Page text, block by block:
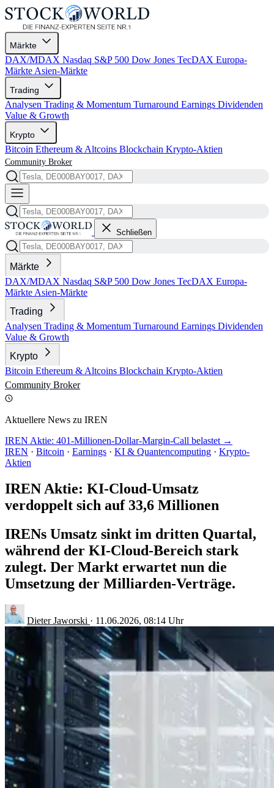
Märkte
DAX/MDAX Nasdaq S&P 500 Dow Jones TecDAX Europa-
Märkte Asien-Märkte
Trading
Analysen Trading & Momentum Turnaround Earnings Dividenden
Value & Growth
Krypto
Bitcoin Ethereum & Altcoins Blockchain Krypto-Aktien
Community Broker
Schließen
Märkte
DAX/MDAX Nasdaq S&P 500 Dow Jones TecDAX Europa-
Märkte Asien-Märkte
Trading
Analysen Trading & Momentum Turnaround Earnings Dividenden
Value & Growth
Krypto
Bitcoin Ethereum & Altcoins Blockchain Krypto-Aktien
Community Broker
Aktuellere News zu IREN
IREN Aktie: 401-Millionen-Dollar-Margin-Call belastet →
IREN · Bitcoin · Earnings · KI & Quantencomputing · Krypto-
Aktien
IREN Aktie: KI-Cloud-Umsatz
verdoppelt sich auf 33,6 Millionen
IRENs Umsatz sinkt im dritten Quartal,
während der KI-Cloud-Bereich stark
zulegt. Der Markt erwartet nun die
Umsetzung der Milliarden-Verträge.
Dieter Jaworski · 11.06.2026, 08:14 Uhr